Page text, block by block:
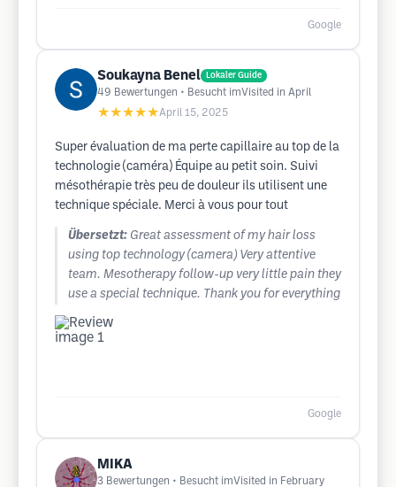
Google
Soukayna Benel Lokaler Guide
49 Bewertungen • Besucht imVisited in April
★★★★★April 15, 2025
Super évaluation de ma perte capillaire au top de la
technologie (caméra) Équipe au petit soin. Suivi
mésothérapie très peu de douleur ils utilisent une
technique spéciale. Merci à vous pour tout
Übersetzt: Great assessment of my hair loss
using top technology (camera) Very attentive
team. Mesotherapy follow-up very little pain they
use a special technique. Thank you for everything
Google
MIKA
3 Bewertungen • Besucht imVisited in February